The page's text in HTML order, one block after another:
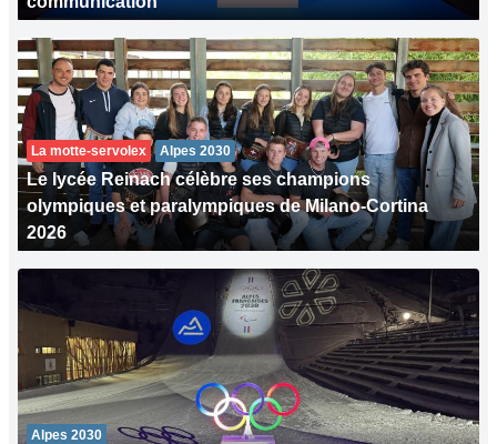
La motte-servolex Alpes 2030
Le lycée Reinach célèbre ses champions
olympiques et paralympiques de Milano-Cortina
2026
Alpes 2030